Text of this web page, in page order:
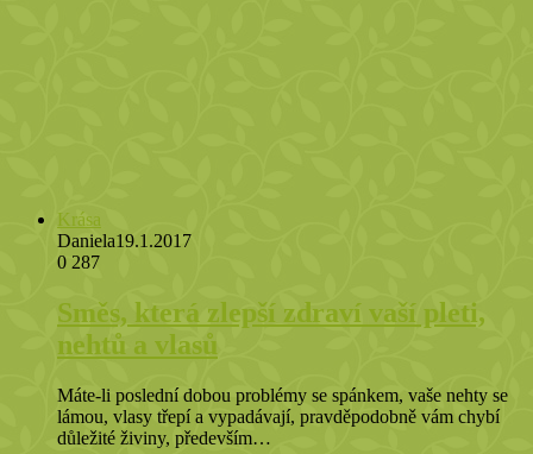
Krása
Daniela19.1.2017
0 287
Směs, která zlepší zdraví vaší pleti,
nehtů a vlasů
Máte-li poslední dobou problémy se spánkem, vaše nehty se
lámou, vlasy třepí a vypadávají, pravděpodobně vám chybí
důležité živiny, především…